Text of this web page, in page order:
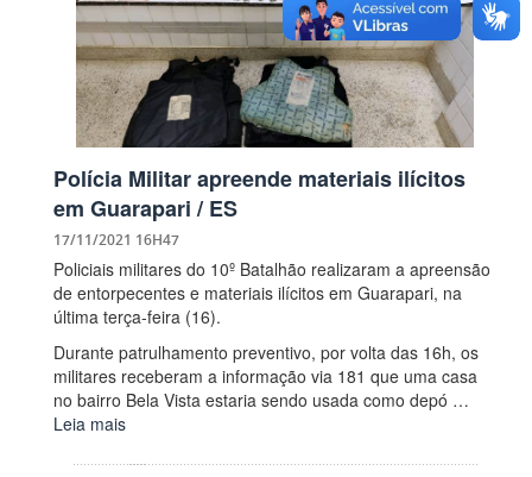
Polícia Militar apreende materiais ilícitos
em Guarapari / ES
17/11/2021 16H47
Policiais militares do 10º Batalhão realizaram a apreensão
de entorpecentes e materiais ilícitos em Guarapari, na
última terça-feira (16).
Durante patrulhamento preventivo, por volta das 16h, os
militares receberam a informação via 181 que uma casa
no bairro Bela Vista estaria sendo usada como depó …
Leia mais